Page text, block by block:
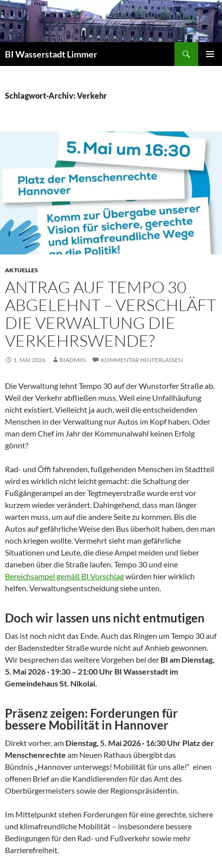
Zum
Inhalt
springen
BI Wasserstadt Limmer
Schlagwort-Archiv: Verkehr
AKTUELLES
ANTRAG AUF TEMPO 30
ABGELEHNT – VERSCHLÄFT
DIE VERWALTUNG DIE
VERKEHRSWENDE?
1. MAI 2026 BIADMIN KOMMENTAR HINTERLASSEN
Die Verwaltung lehnt Tempo 30 auf der Wunstorfer Straße ab.
Weil der Verkehr abfließen muss. Weil eine Unfallhäufung
nicht existiert. Vielleicht ja auch, weil die entscheidenden
Menschen in der Verwaltung nur Autos im Kopf haben. Oder
man dem Chef im Jahr der Kommunalwahl keinen Erfolg
gönnt?
Rad- und Öffi fahrenden, fußgehenden Menschen im Stadtteil
wird es wirklich nicht leicht gemacht: die Schaltung der
Fußgängerampel an der Tegtmeyerstraße wurde erst vor
kurzem wieder verändert. Dahingehend, dass man länger
warten muss, um auf die andere Seite zu kommen. Bis die
Autos auf gefährliche Weise den Bus überholt haben, den man
noch kriegen wollte. Vermehrt sieht man gefährliche
Situationen und Leute, die diese Ampel meiden und lieber
daneben über die Straße laufen. Tempo 30 und eine
Bereichsampel gemäß BI Vorschlagwürden hier wirklich
helfen. Verwaltungsentscheidung siehe unten.
Doch wir lassen uns nicht entmutigen
Das ist noch nicht das Ende. Auch das Ringen um Tempo 30 auf
der Badenstedter Straße wurde nicht auf Anhieb gewonnen.
Wir besprechen das weitere Vorgehen bei der BI am Dienstag,
5. Mai 2026 · 19:30 – 21:00 Uhr BI Wasserstadt im
Gemeindehaus St. Nikolai.
Präsenz zeigen: Forderungen für
bessere Mobilität in Hannover
Direkt vorher, am Dienstag, 5. Mai 2026 · 16:30 Uhr Platz der
Menschenrechte am Neuen Rathaus übergibt das
Bündnis „Hannover unterwegs! Mobilität für uns alle!“ einen
offenen Brief an die Kandidierenden für das Amt des
Oberbürgermeisters sowie der Regionspräsidentin.
Im Mittelpunkt stehen Forderungen für eine gerechte, sichere
und klimafreundliche Mobilität – insbesondere bessere
Bedingungen für den Rad- und Fußverkehr sowie mehr
Barrierefreiheit.